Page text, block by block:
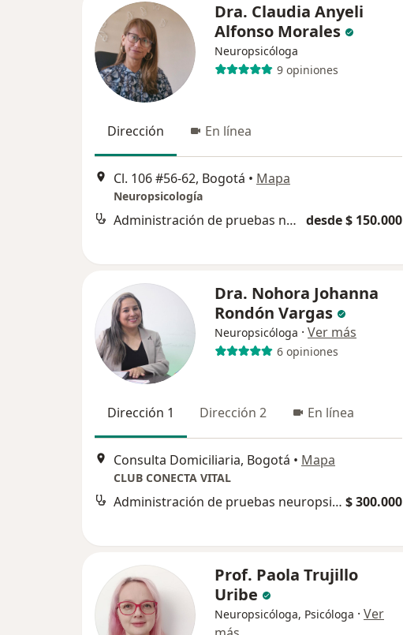
Dra. Claudia Anyeli
Alfonso Morales
Neuropsicóloga
9 opiniones
Dirección En línea
Cl. 106 #56-62, Bogotá • Mapa
Neuropsicología
Administración de pruebas neuropsicológicas desde $ 150.000
Dra. Nohora Johanna
Rondón Vargas
Neuropsicóloga · Ver más
6 opiniones
Dirección 1 Dirección 2 En línea
Consulta Domiciliaria, Bogotá • Mapa
CLUB CONECTA VITAL
Administración de pruebas neuropsicológicas $ 300.000
Prof. Paola Trujillo
Uribe
Neuropsicóloga, Psicóloga · Ver